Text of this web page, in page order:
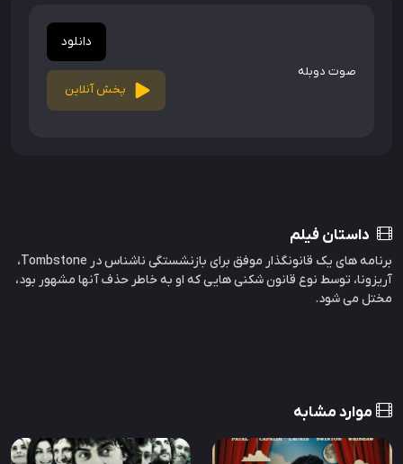
صوت دوبله
دانلود
پخش آنلاین
داستان فیلم
برنامه های یک قانونگذار موفق برای بازنشستگی ناشناس در Tombstone،
آریزونا، توسط نوع قانون شکنی هایی که او به خاطر حذف آنها مشهور بود،
مختل می شود.
موارد مشابه